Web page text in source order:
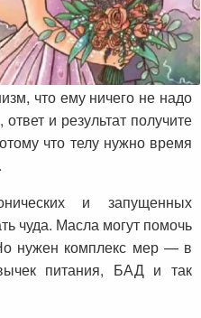
что ему ничего не надо
и результат получите
что телу нужно время
и запущенных
чуда. Масла могут помочь
нужен комплекс мер — в
питания, БАД и так